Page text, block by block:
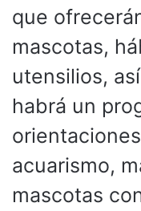
que
mascotas,
utensilios,
habrá un
acuarismo,
mascotas